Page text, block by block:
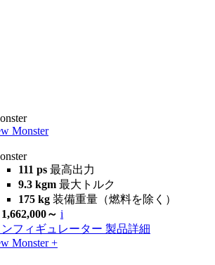
Monster
111 ps 最高出力
9.3 kgm 最大トルク
175 kg 装備重量（燃料を除く）
1,662,000～ i
ンフィギュレーター 製品詳細
Monster +